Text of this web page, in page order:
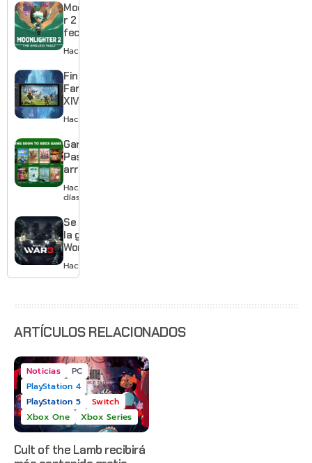
Moonlighte
r 2 ya tiene
fecha y
puedes
quedarte
gratis con
el primero
Hace 14 horas
Final
Fantasy
XIV llega a
Switch 2 y
te deja
jugar un
mes sin
pagar
suscripción
Hace 2 días
Game
Pass
arranca
agosto
con
War: E-
Day,
Grounded
Hace 2
días
Se acabó
la guerra:
World War
3 apaga
sus
Hace 3 días
ARTÍCULOS RELACIONADOS
Noticias
PC
PlayStation 4
PlayStation 5
Switch
Xbox One
Xbox Series
Cult of the Lamb recibirá